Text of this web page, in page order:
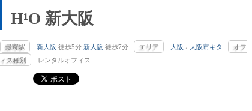
H¹O 新大阪
最寄駅 新大阪 徒歩5分 新大阪 徒歩7分 エリア 大阪 › 大阪市キタ
オフ
ィス種別
レンタルオフィス